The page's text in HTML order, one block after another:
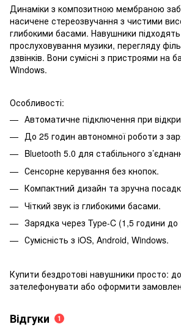
Динаміки з композитною мембраною
насичене стереозвучання з чистими
глибокими басами. Навушники
прослуховування музики, перегляду
дзвінків. Вони сумісні з пристроями на
Windows.
Особливості:
Автоматичне підключення при
До 25 годин автономної роботи з
Bluetooth 5.0 для стабільного
Сенсорне керування без кнопок.
Компактний дизайн та зручна
Чіткий звук із глибокими басами.
Зарядка через Type-C (1,5 години до
Сумісність з iOS, Android, Windows.
Купити бездротові навушники просто:
зателефонувати або оформити
Відгуки 1